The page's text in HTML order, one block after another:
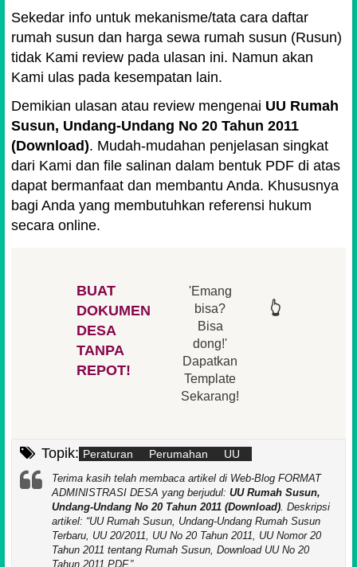
Sekedar info untuk mekanisme/tata cara daftar
rumah susun dan harga sewa rumah susun (Rusun)
tidak Kami review pada ulasan ini. Namun akan
Kami ulas pada kesempatan lain.
Demikian ulasan atau review mengenai UU Rumah
Susun, Undang-Undang No 20 Tahun 2011
(Download). Mudah-mudahan penjelasan singkat
dari Kami dan file salinan dalam bentuk PDF di atas
dapat bermanfaat dan membantu Anda. Khususnya
bagi Anda yang membutuhkan referensi hukum
secara online.
BUAT
DOKUMEN
DESA
TANPA
REPOT!
'Emang
bisa?
Bisa
dong!'
Dapatkan
Template
Sekarang!
👆
Topik: Peraturan Perumahan UU
Terima kasih telah membaca artikel di Web-Blog FORMAT
ADMINISTRASI DESA yang berjudul: UU Rumah Susun,
Undang-Undang No 20 Tahun 2011 (Download) . Deskripsi
artikel: UU Rumah Susun, Undang-Undang Rumah Susun
Terbaru, UU 20/2011, UU No 20 Tahun 2011, UU Nomor 20
Tahun 2011 tentang Rumah Susun, Download UU No 20
Tahun 2011 PDF, .